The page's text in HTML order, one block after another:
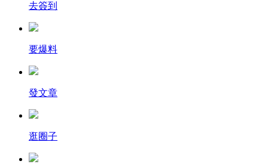
去簽到
要爆料
發文章
逛圈子